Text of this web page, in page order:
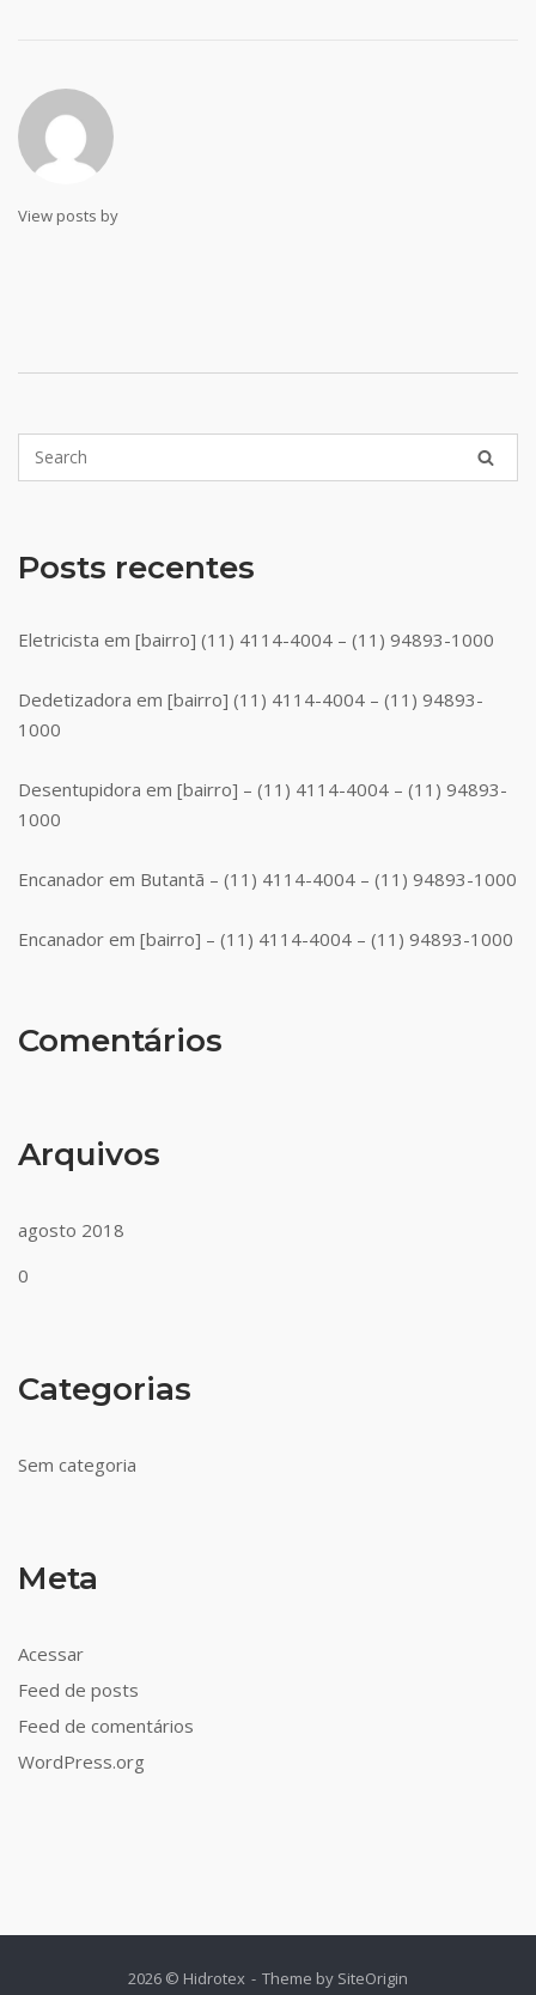
View posts by
Posts recentes
Eletricista em [bairro] (11) 4114-4004 – (11) 94893-1000
Dedetizadora em [bairro] (11) 4114-4004 – (11) 94893-
1000
Desentupidora em [bairro] – (11) 4114-4004 – (11) 94893-
1000
Encanador em Butantã – (11) 4114-4004 – (11) 94893-1000
Encanador em [bairro] – (11) 4114-4004 – (11) 94893-1000
Comentários
Arquivos
agosto 2018
0
Categorias
Sem categoria
Meta
Acessar
Feed de posts
Feed de comentários
WordPress.org
2026 © Hidrotex Theme by SiteOrigin